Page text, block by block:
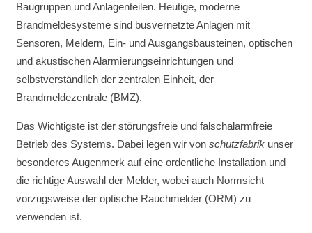
Baugruppen und Anlagenteilen. Heutige, moderne
Brandmeldesysteme sind busvernetzte Anlagen mit
Sensoren, Meldern, Ein- und Ausgangsbausteinen, optischen
und akustischen Alarmierungseinrichtungen und
selbstverständlich der zentralen Einheit, der
Brandmeldezentrale (BMZ).
Das Wichtigste ist der störungsfreie und falschalarmfreie
Betrieb des Systems. Dabei legen wir von schutzfabrikunser
besonderes Augenmerk auf eine ordentliche Installation und
die richtige Auswahl der Melder, wobei auch Normsicht
vorzugsweise der optische Rauchmelder (ORM) zu
verwenden ist.